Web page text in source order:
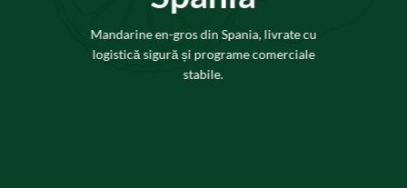
Mandarine en-gros din Spania, livrate cu
logistică sigură și programe comerciale
stabile.